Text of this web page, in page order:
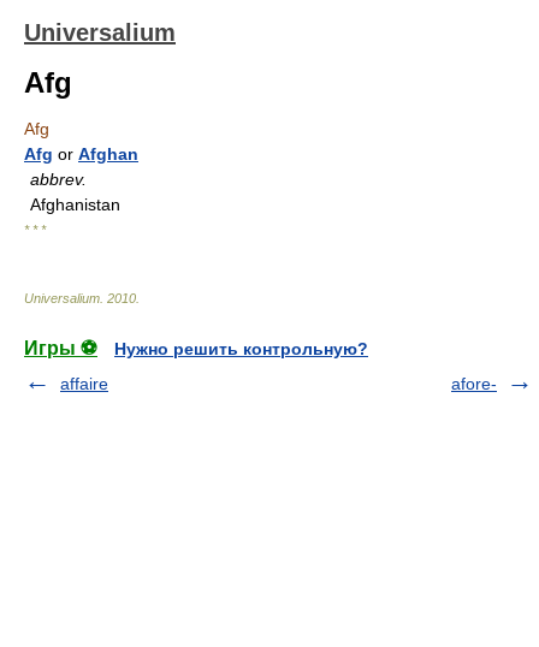
Universalium
Afg
Afg
Afg or Afghan
abbrev.
Afghanistan
* * *
Universalium 2010
Игры ⚽
Нужно решить контрольную?
affaire
afore-